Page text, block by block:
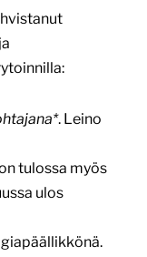
. Leino
tulossa myös
ulos